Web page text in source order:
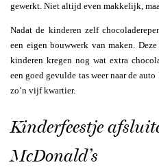
gewerkt. Niet altijd even makkelijk,
Nadat de kinderen zelf
een eigen bouwwerk van maken.
kinderen kregen nog wat extra
een goed gevulde tas weer naar de
zo’n vijf kwartier.
Kinderfeestje
McDonald’s